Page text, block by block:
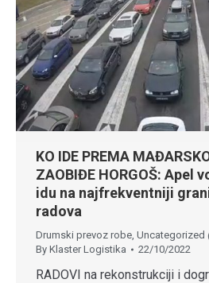
KO IDE PREMA
ZAOBIĐE HORGOŠ: Apel
idu na najfrekventniji
radova
Drumski prevoz robe Uncategorized
By Klaster Logistika 22/10/2022
RADOVI na rekonstrukciji i